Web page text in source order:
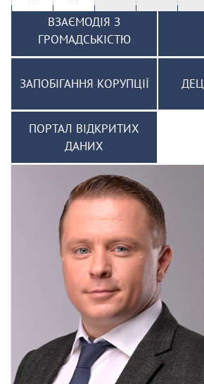
ВЗАЄМОДІЯ З
ГРОМАДСЬКІСТЮ
ЗАПОБІГАННЯ КОРУПЦІЇ
ПОРТАЛ ВІДКРИТИХ
ДАНИХ